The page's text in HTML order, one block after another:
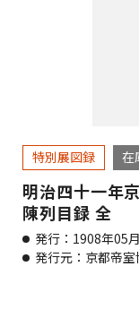
特別展図録 在
明治四十一年
陳列目録 全
発行：1908年05月
発行元：京都帝